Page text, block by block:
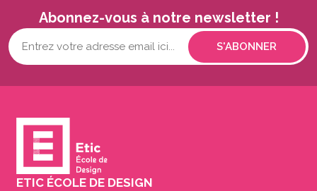
Abonnez-vous à notre newsletter !
Votre
adresse
(Nécessaire)
ETIC ÉCOLE DE DESIGN